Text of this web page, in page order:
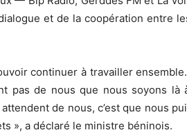
et de la coopération entre
continuer à travailler
pas de nous que nous soyons là
de nous, c’est que nous
», a déclaré le ministre béninois.